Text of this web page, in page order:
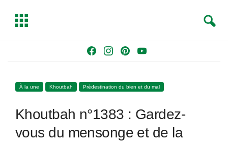
e
o
k
t
g
a
t
s
Y
T
b
T
g
e
a
À la une Khoutbah Prédestination du bien et du mal
Khoutbah n°1383 : Gardez-
vous du mensonge et de la